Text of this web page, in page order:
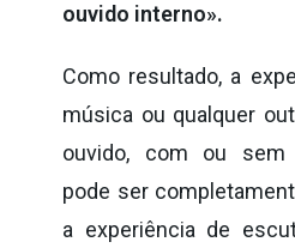
ouvido interno».
Como resultado, a
música ou qualquer
ouvido, com ou sem
pode ser
a experiência de